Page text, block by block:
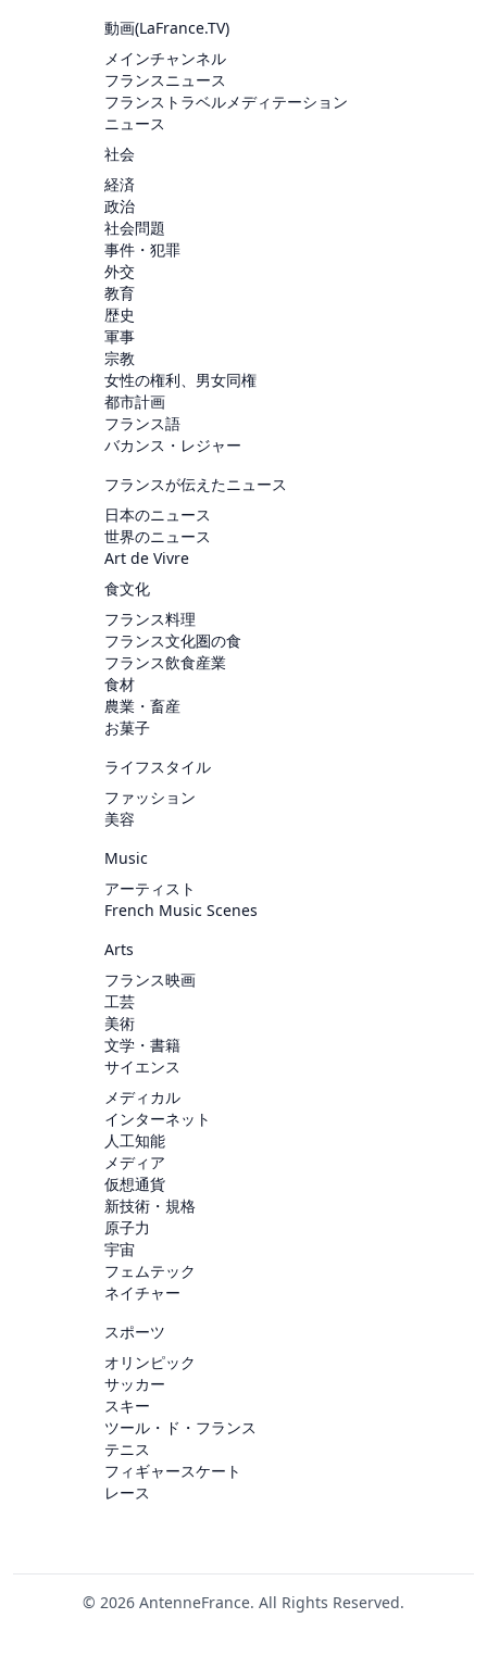
動画(LaFrance.TV)
メインチャンネル
フランスニュース
フランストラベルメディテーション
ニュース
社会
経済
政治
社会問題
事件・犯罪
外交
教育
歴史
軍事
宗教
女性の権利、男女同権
都市計画
フランス語
バカンス・レジャー
フランスが伝えたニュース
日本のニュース
世界のニュース
Art de Vivre
食文化
フランス料理
フランス文化圏の食
フランス飲食産業
食材
農業・畜産
お菓子
ライフスタイル
ファッション
美容
Music
アーティスト
French Music Scenes
Arts
フランス映画
工芸
美術
文学・書籍
サイエンス
メディカル
インターネット
人工知能
メディア
仮想通貨
新技術・規格
原子力
宇宙
フェムテック
ネイチャー
スポーツ
オリンピック
サッカー
スキー
ツール・ド・フランス
テニス
フィギャースケート
レース
© 2026 AntenneFrance. All Rights Reserved.